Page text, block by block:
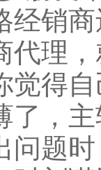
经销
代理
觉得
了，
问题